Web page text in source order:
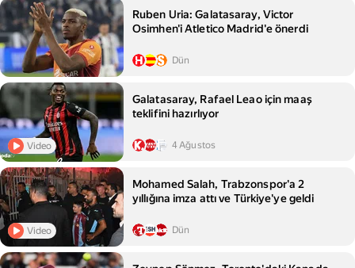
Ruben Uria: Galatasaray, Victor
Osimhen'i Atletico Madrid'e önerdi
Dün
Video
Galatasaray, Rafael Leao için maaş
teklifini hazırlıyor
4 Ağustos
Video
Mohamed Salah, Trabzonspor'a 2
yıllığına imza attı ve Türkiye'ye geldi
Dün